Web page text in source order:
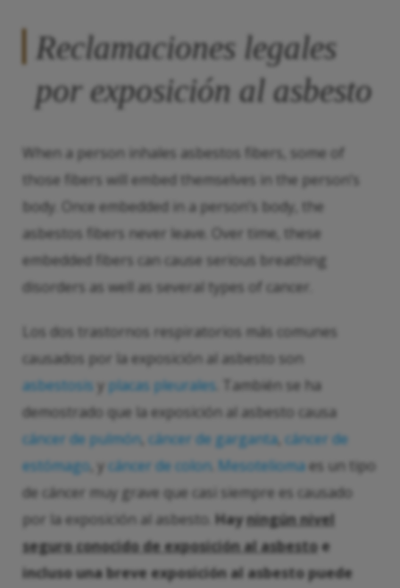
Reclamaciones legales
por exposición al asbesto
When a person inhales asbestos fibers, some of
those fibers will embed themselves in the person’s
body. Once embedded in a person’s body, the
asbestos fibers never leave. Over time, these
embedded fibers can cause serious breathing
disorders as well as several types of cancer.
Los dos trastornos respiratorios más comunes
causados por la exposición al asbesto son
asbestosis y placas pleurales . También se ha
demostrado que la exposición al asbesto causa
cáncer de pulmón, cáncer de garganta, cáncer de
estómago , y cáncer de colon Mesotelioma es un tipo
de cáncer muy grave que casi siempre es causado
por la exposición al asbesto. Hayningún nivel
seguro conocido de exposición al asbestoe
incluso una breve exposición al asbesto puede